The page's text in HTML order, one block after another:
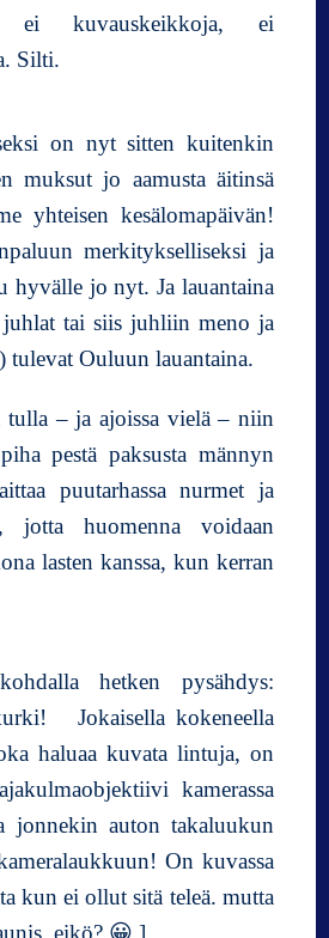
ei kuvauskeikkoja, ei
Silti.
on nyt sitten kuitenkin
muksut jo aamusta äitinsä
yhteisen kesälomapäivän!
merkitykselliseksi ja
hyvälle jo nyt. Ja lauantaina
tai siis juhliin meno ja
tulevat Ouluun lauantaina.
tulla – ja ajoissa vielä – niin
pestä paksusta männyn
puutarhassa nurmet ja
jotta huomenna voidaan
lasten kanssa, kun kerran
hetken pysähdys:
Jokaisella kokeneella
haluaa kuvata lintuja, on
kamerassa
jonnekin auton takaluukun
On kuvassa
kun ei ollut sitä teleä. mutta
eikö? 😀 ]